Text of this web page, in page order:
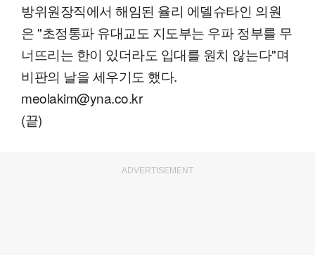
방위원장직에서 해임된 율리 에델슈타인 의원
은 "초정통파 유대교도 지도부는 우파 정부를 무
너뜨리는 한이 있더라도 입대를 원치 않는다"며
비판의 날을 세우기도 했다.
meolakim@yna.co.kr
(끝)
ADVERTISEMENT